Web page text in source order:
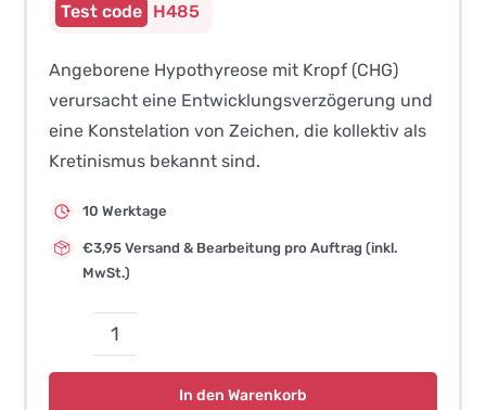
H485
Angeborene Hypothyreose mit Kropf (CHG)
verursacht eine Entwicklungsverzögerung und
eine Konstelation von Zeichen, die kollektiv als
Kretinismus bekannt sind.
10 Werktage
€3,95 Versand & Bearbeitung pro Auftrag (inkl.
MwSt.)
Angeborene
Hypothyreose
In den Warenkorb